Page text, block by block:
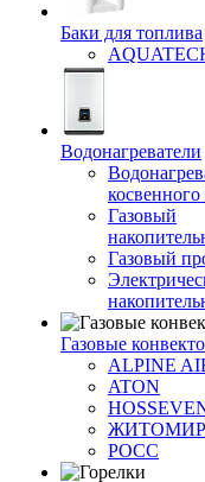
Баки для топлива
Водонагреватели
косвенного
Газовый
Газовый
Газовые
ALPINE
ATON
ЖИТОМИР
РОСС